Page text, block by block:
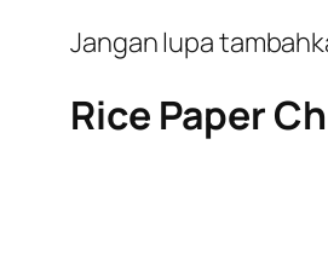
Jangan lupa
Rice Paper